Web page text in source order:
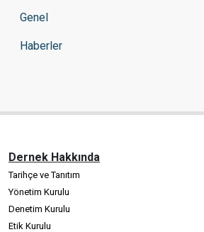
Genel
Haberler
Dernek Hakkında
Tarihçe ve Tanıtım
Yönetim Kurulu
Denetim Kurulu
Etik Kurulu